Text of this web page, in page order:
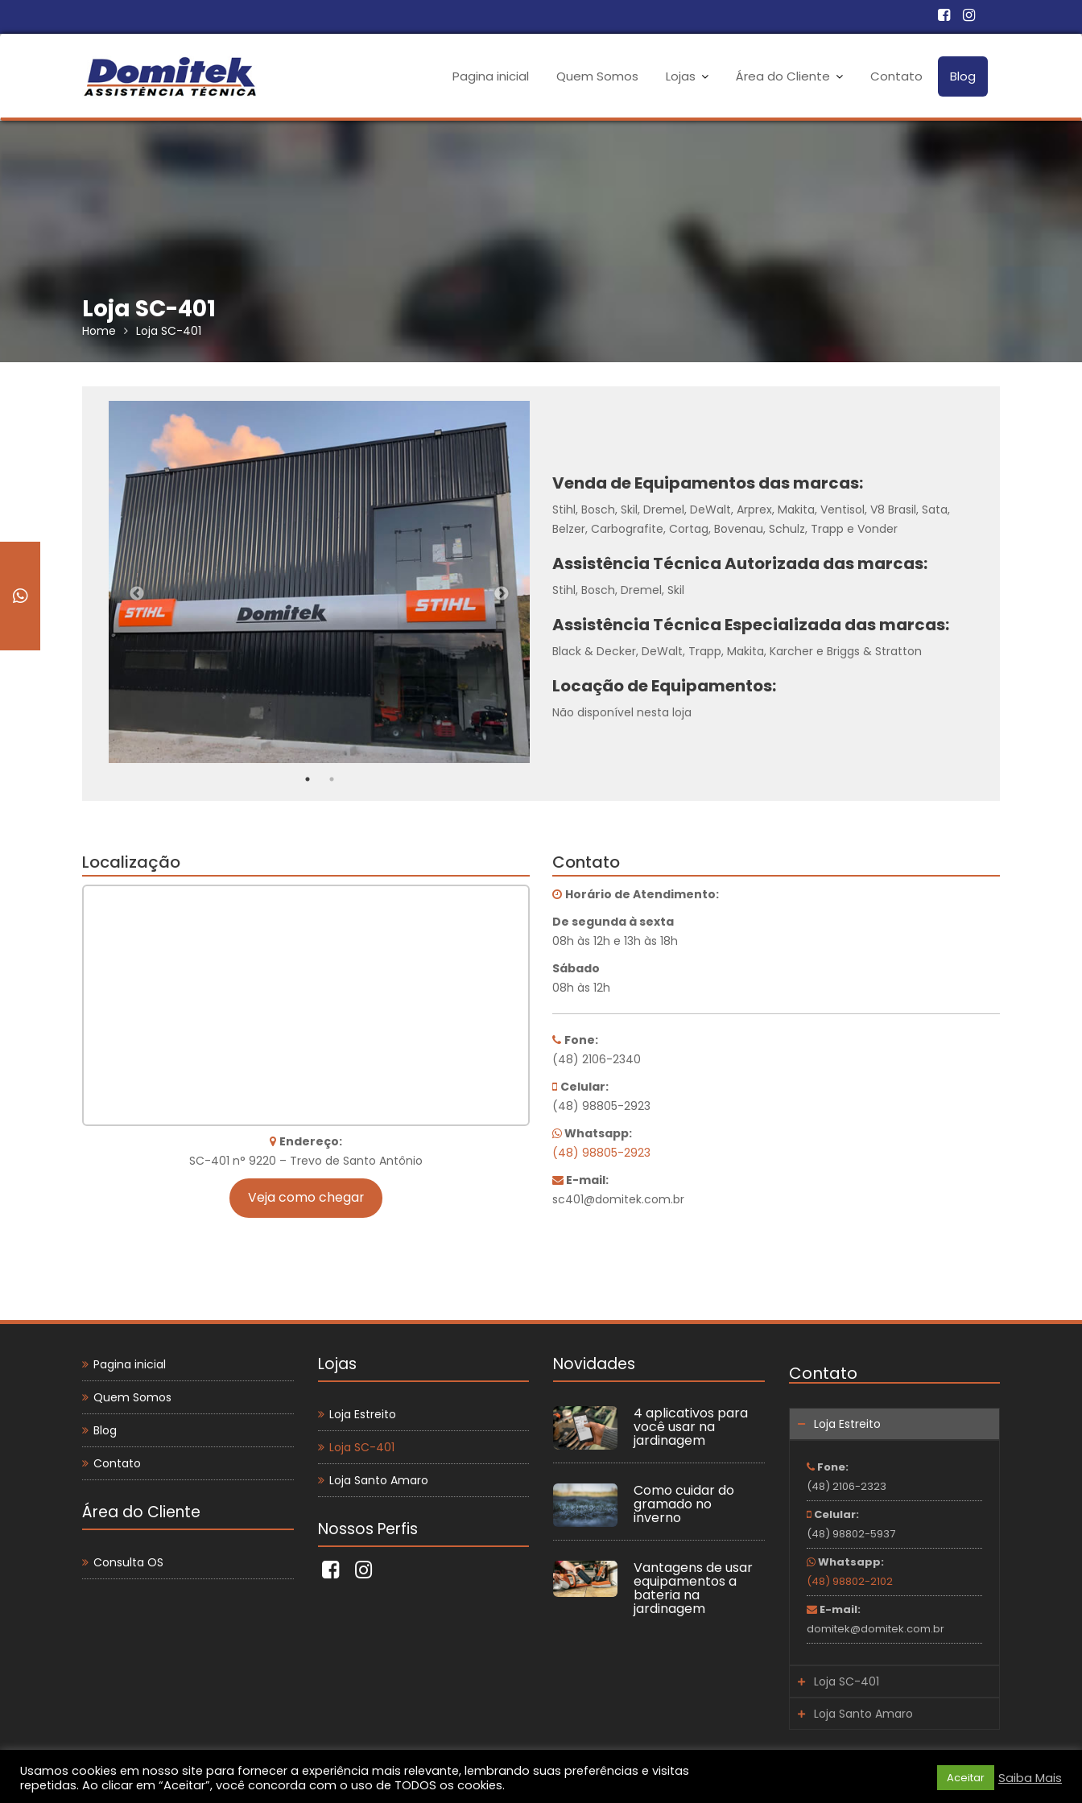
to
Pagina inicial Quem Somos Lojas Área do Cliente Contato Blog
Loja SC-401
Home Loja SC-401
Venda de Equipamentos das marcas:
Stihl, Bosch, Skil, Dremel, DeWalt, Arprex, Makita, Ventisol, V8 Brasil, Sata,
Belzer, Carbografite, Cortag, Bovenau, Schulz, Trapp e Vonder
Assistência Técnica Autorizada das marcas:
Stihl, Bosch, Dremel, Skil
Assistência Técnica Especializada das marcas:
Black & Decker, DeWalt, Trapp, Makita, Karcher e Briggs & Stratton
Locação de Equipamentos:
Não disponível nesta loja
Localização
Endereço:
SC-401 n° 9220 – Trevo de Santo Antônio
Veja como chegar
Contato
Horário de Atendimento:
De segunda à sexta
08h às 12h e 13h às 18h
Sábado
08h às 12h
Fone:
(48) 2106-2340
Celular:
(48) 98805-2923
Whatsapp:
(48) 98805-2923
E-mail:
sc401@domitek.com.br
Pagina inicial
Quem Somos
Blog
Contato
Área do Cliente
Consulta OS
Lojas
Loja Estreito
Loja SC-401
Loja Santo Amaro
Nossos Perfis
Novidades
4 aplicativos para
você usar na
jardinagem
Como cuidar do
gramado no
inverno
Vantagens de usar
equipamentos a
bateria na
jardinagem
Contato
Loja Estreito
Fone:
(48) 2106-2323
Celular:
(48) 98802-5937
Whatsapp:
(48) 98802-2102
E-mail:
domitek@domitek.com.br
Loja SC-401
Fone:
Loja Santo Amaro
© Todos Os Direitos Reservados - Desenvolvido PorRabisco Na Web
Usamos cookies em nosso site para fornecer a experiência mais relevante, lembrando suas preferências e visitas
repetidas. Ao clicar em “Aceitar”, você concorda com o uso de TODOS os cookies.
Aceitar Saiba Mais